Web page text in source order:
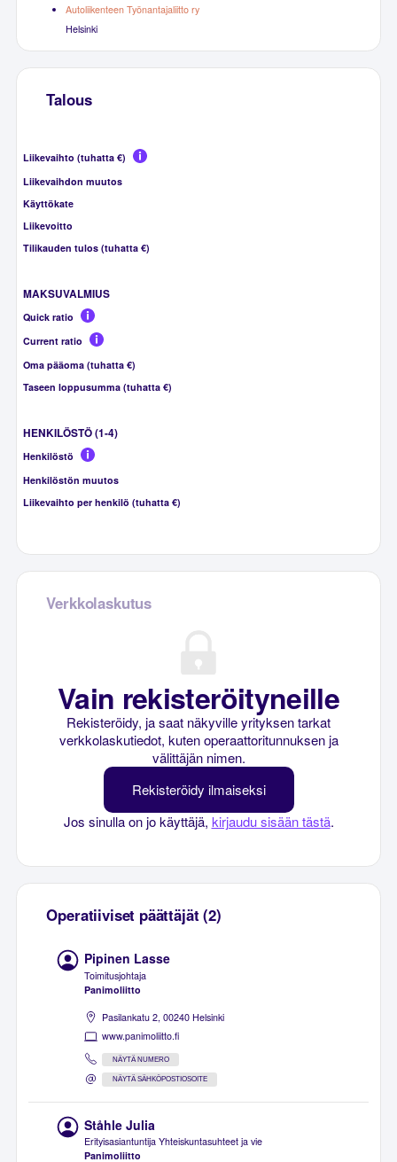
Autoliikenteen Työnantajaliitto ry
Helsinki
Talous
Liikevaihto (tuhatta €)
Liikevaihdon muutos
Käyttökate
Liikevoitto
Tilikauden tulos (tuhatta €)
MAKSUVALMIUS
Quick ratio
Current ratio
Oma pääoma (tuhatta €)
Taseen loppusumma (tuhatta €)
HENKILÖSTÖ (1-4)
Henkilöstö
Henkilöstön muutos
Liikevaihto per henkilö (tuhatta €)
Verkkolaskutus
Vain rekisteröityneille
Rekisteröidy, ja saat näkyville yrityksen tarkat
verkkolaskutiedot, kuten operaattoritunnuksen ja
välittäjän nimen.
Rekisteröidy ilmaiseksi
Jos sinulla on jo käyttäjä, kirjaudu sisään tästä.
Operatiiviset päättäjät (2)
Pipinen Lasse
Toimitusjohtaja
Panimoliitto
Pasilankatu 2, 00240 Helsinki
www.panimoliitto.fi
NÄYTÄ NUMERO
NÄYTÄ SÄHKÖPOSTIOSOITE
Ståhle Julia
Erityisasiantuntija Yhteiskuntasuhteet ja vie
Panimoliitto